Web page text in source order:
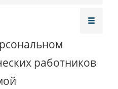
работников